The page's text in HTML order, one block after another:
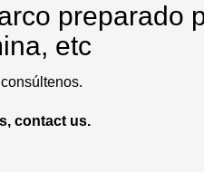
preparado
, etc
contact us.